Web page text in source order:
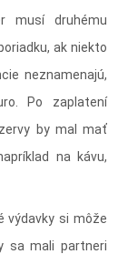
musí druhému
ak niekto
neznamenajú,
Po zaplatení
by mal mať
na kávu,
výdavky si môže
sa mali partneri